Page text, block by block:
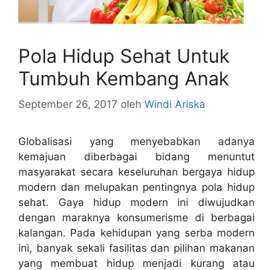
Pola Hidup Sehat Untuk
Tumbuh Kembang Anak
September 26, 2017 oleh Windi Ariska
Globalisasi yang menyebabkan adanya
kemajuan diberbagai bidang menuntut
masyarakat secara keseluruhan bergaya hidup
modern dan melupakan pentingnya pola hidup
sehat. Gaya hidup modern ini diwujudkan
dengan maraknya konsumerisme di berbagai
kalangan. Pada kehidupan yang serba modern
ini, banyak sekali fasilitas dan pilihan makanan
yang membuat hidup menjadi kurang atau